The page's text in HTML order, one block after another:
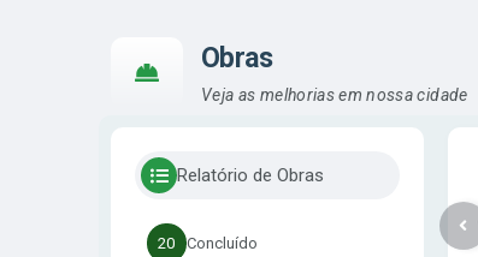
Obras
Veja as melhorias em nossa cidade
Relatório de Obras
20 Concluído